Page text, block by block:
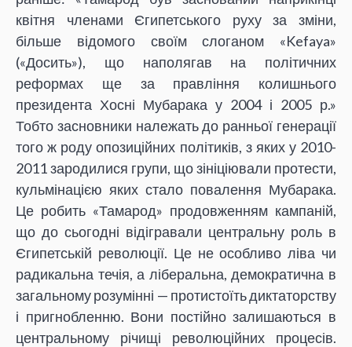
квітня членами Єгипетського руху за зміни,
більше відомого своїм слоганом «Kefaya»
(«Досить»), що наполягав на політичних
реформах ще за правління колишнього
президента Хосні Мубарака у 2004 і 2005 р.»
Тобто засновники належать до ранньої генерації
того ж роду опозиційних політиків, з яких у 2010-
2011 зародилися групи, що зініціювали протести,
кульмінацією яких стало повалення Мубарака.
Це робить «Тамарод» продовженням кампаній,
що до сьогодні відігравали центральну роль в
Єгипетській революції. Це не особливо ліва чи
радикальна течія, а ліберальна, демократична в
загальному розумінні — протистоїть диктаторству
і пригнобленню. Вони постійно залишаються в
центральному річищі революційних процесів.